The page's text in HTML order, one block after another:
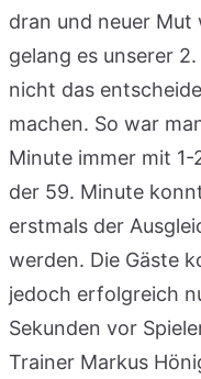
dran und neuer
gelang es unserer
nicht das
machen. So war
Minute immer mit
der 59. Minute
erstmals der
werden. Die Gäste
jedoch erfolgreich
Sekunden vor
Trainer Markus